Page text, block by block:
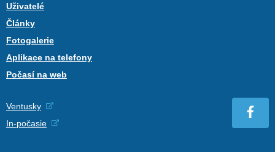
Uživatelé
Články
Fotogalerie
Aplikace na telefony
Počasí na web
Ventusky
In-počasie